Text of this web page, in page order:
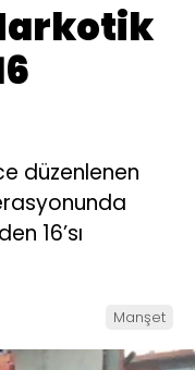
düzenlenen
16’sı
Manşet